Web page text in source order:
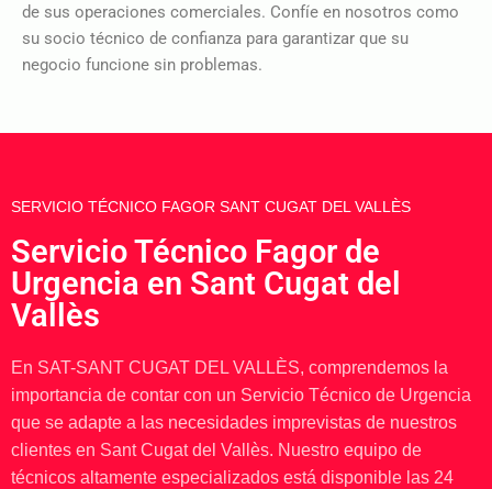
de sus operaciones comerciales. Confíe en nosotros como
su socio técnico de confianza para garantizar que su
negocio funcione sin problemas.
SERVICIO TÉCNICO FAGOR SANT CUGAT DEL VALLÈS
Servicio Técnico Fagor de
Urgencia en Sant Cugat del
Vallès
En SAT-SANT CUGAT DEL VALLÈS, comprendemos la
importancia de contar con un Servicio Técnico de Urgencia
que se adapte a las necesidades imprevistas de nuestros
clientes en Sant Cugat del Vallès. Nuestro equipo de
técnicos altamente especializados está disponible las 24